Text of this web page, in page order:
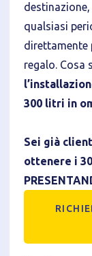
qualsiasi
direttamente
regalo. Cosa
300 litri in
Sei già
ottenere i
Informativa